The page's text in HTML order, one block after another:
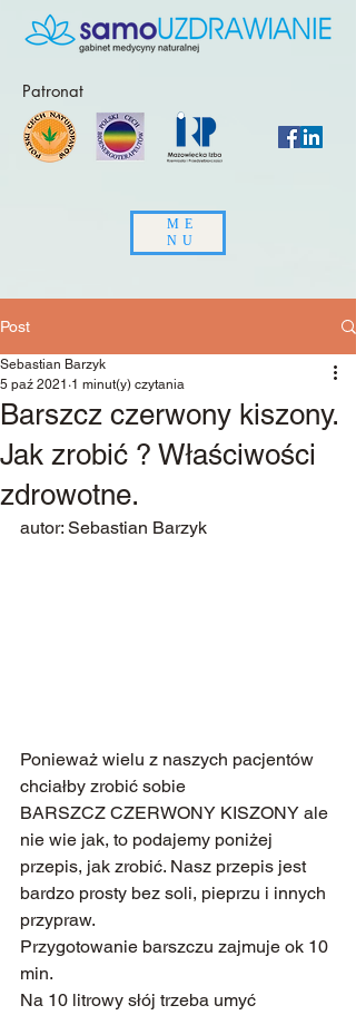
Patronat
ME
NU
Post
Barszcz czerwony kiszony.
Jak zrobić ? Właściwości
zdrowotne.
Sebastian Barzyk
5 paź 2021 1 minut(y) czytania
autor: Sebastian Barzyk
Ponieważ wielu z naszych pacjentów
chciałby zrobić sobie
BARSZCZ CZERWONY KISZONY ale
nie wie jak, to podajemy poniżej
przepis, jak zrobić. Nasz przepis jest
bardzo prosty bez soli, pieprzu i innych
przypraw.
Przygotowanie barszczu zajmuje ok 10
min.
Na 10 litrowy słój trzeba umyć